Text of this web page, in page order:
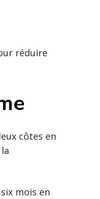
réduire
côtes en
mois en